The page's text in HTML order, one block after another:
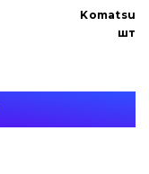
Komatsu
шт